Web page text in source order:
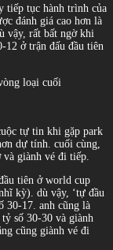
tiếp tục hành trình của
đánh giá cao hơn là
vậy, rất bất ngờ khi
12 ở trận đấu đầu tiên
tự tin khi gặp park
dự tính. cuối cùng,
giành vé đi tiếp.
tiên ở world cup
kỳ). dù vậy, ‘tự đầu
30-17. anh cũng là
số 30-30 và giành
cũng giành vé đi